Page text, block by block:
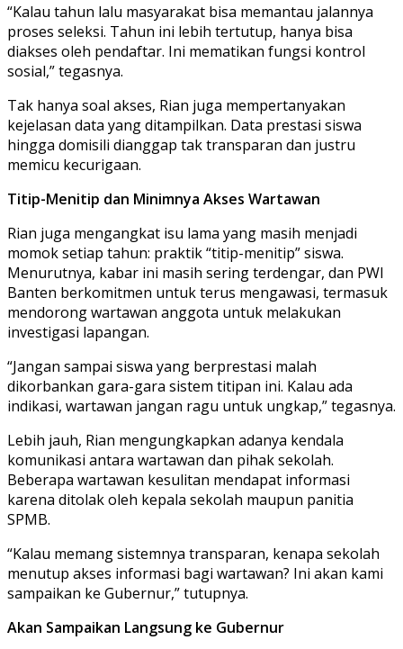
“Kalau tahun lalu masyarakat bisa memantau jalannya
proses seleksi. Tahun ini lebih tertutup, hanya bisa
diakses oleh pendaftar. Ini mematikan fungsi kontrol
sosial,” tegasnya.
Tak hanya soal akses, Rian juga mempertanyakan
kejelasan data yang ditampilkan. Data prestasi siswa
hingga domisili dianggap tak transparan dan justru
memicu kecurigaan.
Titip-Menitip dan Minimnya Akses Wartawan
Rian juga mengangkat isu lama yang masih menjadi
momok setiap tahun: praktik “titip-menitip” siswa.
Menurutnya, kabar ini masih sering terdengar, dan PWI
Banten berkomitmen untuk terus mengawasi, termasuk
mendorong wartawan anggota untuk melakukan
investigasi lapangan.
“Jangan sampai siswa yang berprestasi malah
dikorbankan gara-gara sistem titipan ini. Kalau ada
indikasi, wartawan jangan ragu untuk ungkap,” tegasnya.
Lebih jauh, Rian mengungkapkan adanya kendala
komunikasi antara wartawan dan pihak sekolah.
Beberapa wartawan kesulitan mendapat informasi
karena ditolak oleh kepala sekolah maupun panitia
SPMB.
“Kalau memang sistemnya transparan, kenapa sekolah
menutup akses informasi bagi wartawan? Ini akan kami
sampaikan ke Gubernur,” tutupnya.
Akan Sampaikan Langsung ke Gubernur